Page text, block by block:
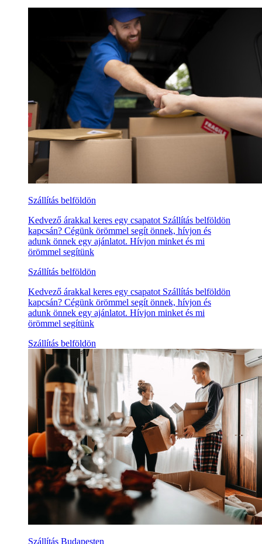
Szállítás belföldön
Kedvező árakkal keres egy csapatot Szállítás belföldön
kapcsán? Cégünk örömmel segít önnek, hívjon és
adunk önnek egy ajánlatot. Hívjon minket és mi
örömmel segítünk
Szállítás belföldön
Kedvező árakkal keres egy csapatot Szállítás belföldön
kapcsán? Cégünk örömmel segít önnek, hívjon és
adunk önnek egy ajánlatot. Hívjon minket és mi
örömmel segítünk
Szállítás belföldön
Szállítás Budapesten